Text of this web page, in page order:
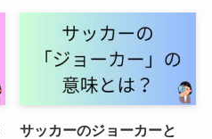
サッカーのジョーカーと